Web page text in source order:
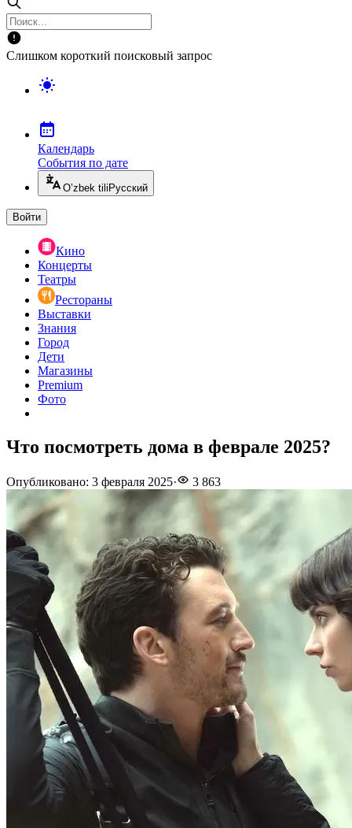
Слишком короткий поисковый запрос
Календарь
События по дате
O’zbek tili Русский
Войти
Кино
Концерты
Театры
Рестораны
Выставки
Знания
Город
Дети
Магазины
Premium
Фото
Что посмотреть дома в феврале 2025?
Опубликовано: 3 февраля 2025· 3 863